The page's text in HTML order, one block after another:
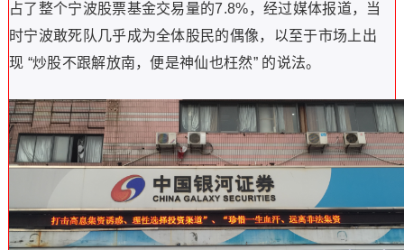
占了整个宁波股票基金交易量的7.8%，经过媒体报道，当
时宁波敢死队几乎成为全体股民的偶像，以至于市场上出
现 “炒股不跟解放南，便是神仙也枉然” 的说法。